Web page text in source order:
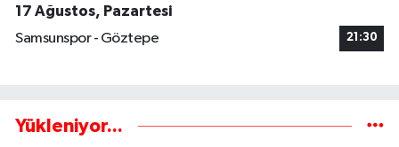
17 Ağustos, Pazartesi
Samsunspor - Göztepe
21:30
Yükleniyor...